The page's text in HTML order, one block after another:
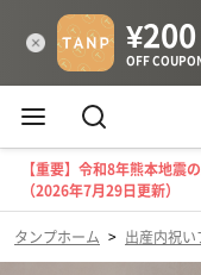
【重要】令和8年熊本地震
（2026年7月29日更新）
タンプホーム > 出産内祝い